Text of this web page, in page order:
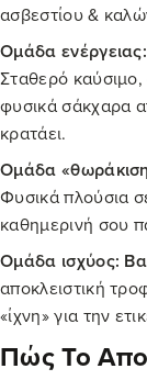
ασβεστίου &
Ομάδα
Σταθερό
φυσικά σάκχαρα
κρατάει.
Ομάδα
Φυσικά πλούσια
καθημερινή σου
Ομάδα ισχύος:
αποκλειστική
«ίχνη» για την
Πώς Το